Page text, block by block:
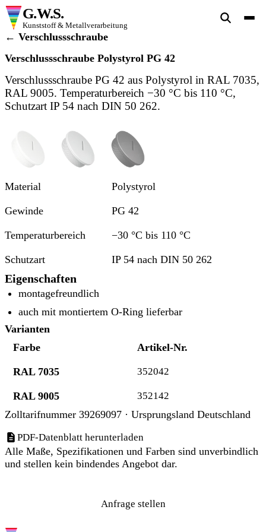
G.W.S.
Kunststoff & Metallverarbeitung
← Verschlussschraube
Verschlussschraube Polystyrol PG 42
Verschlussschraube PG 42 aus Polystyrol in RAL 7035,
RAL 9005. Temperaturbereich −30 °C bis 110 °C,
Schutzart IP 54 nach DIN 50 262.
Ansicht 1 Ansicht 2 Ansicht 3
Material Polystyrol
Gewinde PG 42
Temperaturbereich −30 °C bis 110 °C
Schutzart IP 54 nach DIN 50 262
Eigenschaften
montagefreundlich
auch mit montiertem O-Ring lieferbar
Varianten
Farbe
Artikel-Nr.
RAL 7035 352042
RAL 9005 352142
Zolltarifnummer 39269097 · Ursprungsland Deutschland
PDF-Datenblatt herunterladen
Alle Maße, Spezifikationen und Farben sind unverbindlich
und stellen kein bindendes Angebot dar.
Anfrage stellen